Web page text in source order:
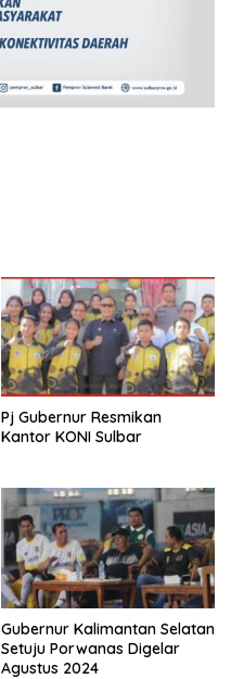
Pj Gubernur Resmikan
Kantor KONI Sulbar
Gubernur Kalimantan Selatan
Setuju Porwanas Digelar
Agustus 2024